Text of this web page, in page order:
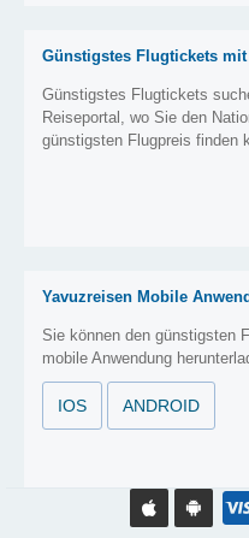
Günstigstes Flugtickets mit
Günstigstes Flugtickets
Reiseportal, wo Sie den
günstigsten Flugpreis finden
Yavuzreisen Mobile
Sie können den günstigsten
mobile Anwendung
IOS ANDROID